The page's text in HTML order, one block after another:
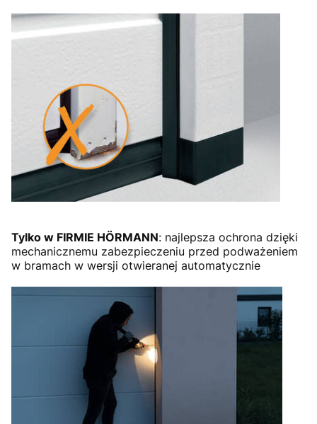
Tylko w FIRMIE HÖRMANN: najlepsza ochrona dzięki
mechanicznemu zabezpieczeniu przed podważeniem
w bramach w wersji otwieranej automatycznie